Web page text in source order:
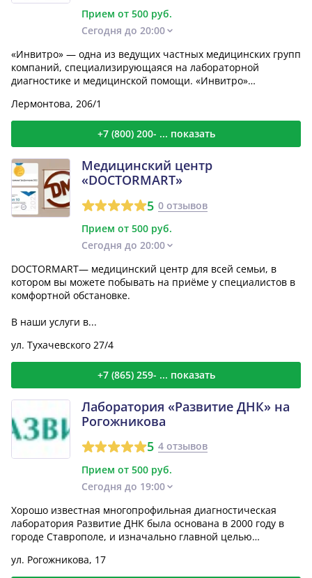
Прием от 500 руб.
Сегодня до 20:00
«Инвитро» — одна из ведущих частных медицинских групп
компаний, специализирующаяся на лабораторной
диагностике и медицинской помощи. «Инвитро»
Лермонтова, 206/1
+7 (800) 200- ... показать
Медицинский центр
«DOCTORMART»
5 0 отзывов
Прием от 500 руб.
Сегодня до 20:00
DOCTORMART— медицинский центр для всей семьи, в
котором вы можете побывать на приёме у специалистов в
комфортной обстановке.
В наши услуги в...
ул. Тухачевского 27/4
+7 (865) 259- ... показать
Лаборатория «Развитие ДНК» на
Рогожникова
5 4 отзывов
Прием от 500 руб.
Сегодня до 19:00
Хорошо известная многопрофильная диагностическая
лаборатория Развитие ДНК была основана в 2000 году в
городе Ставрополе, и изначально главной целью
ул. Рогожникова, 17